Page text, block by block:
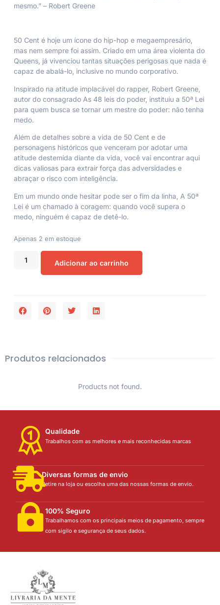
mesmo.” – Robert Greene
50 Cent é hoje um ícone do hip-hop e megaempresário,
mas nem sempre foi assim. Criado em uma área violenta do
Queens, já vivenciou tantas situações perigosas que nada é
capaz de abalá-lo, inclusive no mundo corporativo.
Inspirado na atitude implacável do rapper, Robert Greene,
autor do consagrado As 48 leis do poder, instituiu a 50ª Lei
para quem busca se tornar um mestre do poder: não tenha
medo.
Além de detalhes sobre a vida de 50 Cent e de
personagens históricos que venceram por adotar uma
atitude destemida diante da vida, você vai encontrar aqui
dicas valiosas para extrair força das adversidades e
abraçar o risco com inteligência.
Em um mundo onde hesitar pode ser o fim da linha, A 50ª
Lei é um chamado à coragem: quando você supera o
medo, ninguém é capaz de detê-lo.
Apenas 2 em estoque
Adicionar ao carrinho
Produtos relacionados
Products not found.
Qualidade
Trabalhos com as melhores e mais reconhecidas marcas
Diversas formas de envio
Retire na loja ou escolha uma das nossas formas de envio.
100% Seguro
Trabalhamos com os principais meios de pagamento, sempre
com sigilo e segurança de seus dados.